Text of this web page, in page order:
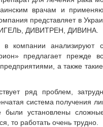
врачам и
представляет в
ДИВИТРЕН, ДИВИНА.
в компании
предлагает прежде
а также
ряд проблем,
система получения
были установлены
то работать очень трудно.